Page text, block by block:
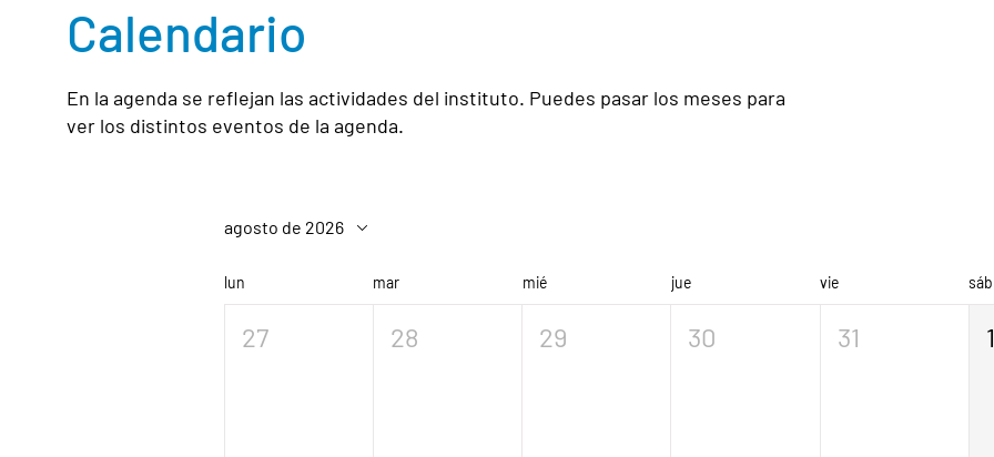
Calendario
En la agenda se reflejan las actividades del instituto. Puedes pasar los meses para
ver los distintos eventos de la agenda.
agosto de 2026
lun mar mié jue vie sáb
27 28 29 30 31 1